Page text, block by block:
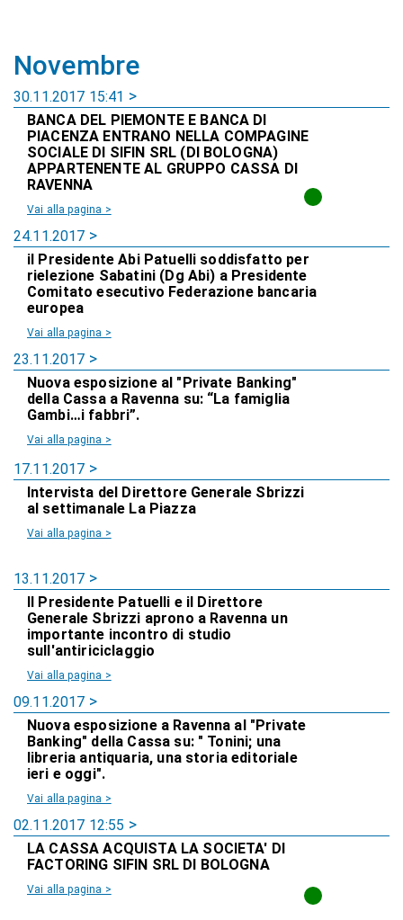
Novembre
30.11.2017 15:41
BANCA DEL PIEMONTE E BANCA DI
PIACENZA ENTRANO NELLA COMPAGINE
SOCIALE DI SIFIN SRL (DI BOLOGNA)
APPARTENENTE AL GRUPPO CASSA DI
RAVENNA
Vai alla pagina >
24.11.2017
il Presidente Abi Patuelli soddisfatto per
rielezione Sabatini (Dg Abi) a Presidente
Comitato esecutivo Federazione bancaria
europea
Vai alla pagina >
23.11.2017
Nuova esposizione al "Private Banking"
della Cassa a Ravenna su: “La famiglia
Gambi…i fabbri”.
Vai alla pagina >
17.11.2017
Intervista del Direttore Generale Sbrizzi
al settimanale La Piazza
Vai alla pagina >
13.11.2017
Il Presidente Patuelli e il Direttore
Generale Sbrizzi aprono a Ravenna un
importante incontro di studio
sull'antiriciclaggio
Vai alla pagina >
09.11.2017
Nuova esposizione a Ravenna al "Private
Banking" della Cassa su: " Tonini; una
libreria antiquaria, una storia editoriale
ieri e oggi".
Vai alla pagina >
02.11.2017 12:55
LA CASSA ACQUISTA LA SOCIETA' DI
FACTORING SIFIN SRL DI BOLOGNA
Vai alla pagina >